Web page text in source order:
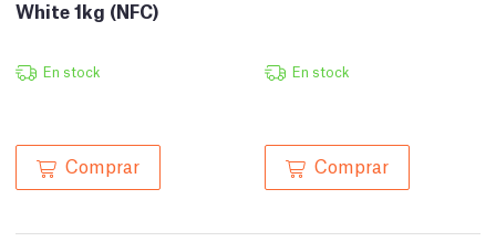
White 1kg (NFC)
En stock
Comprar
En stock
Comprar